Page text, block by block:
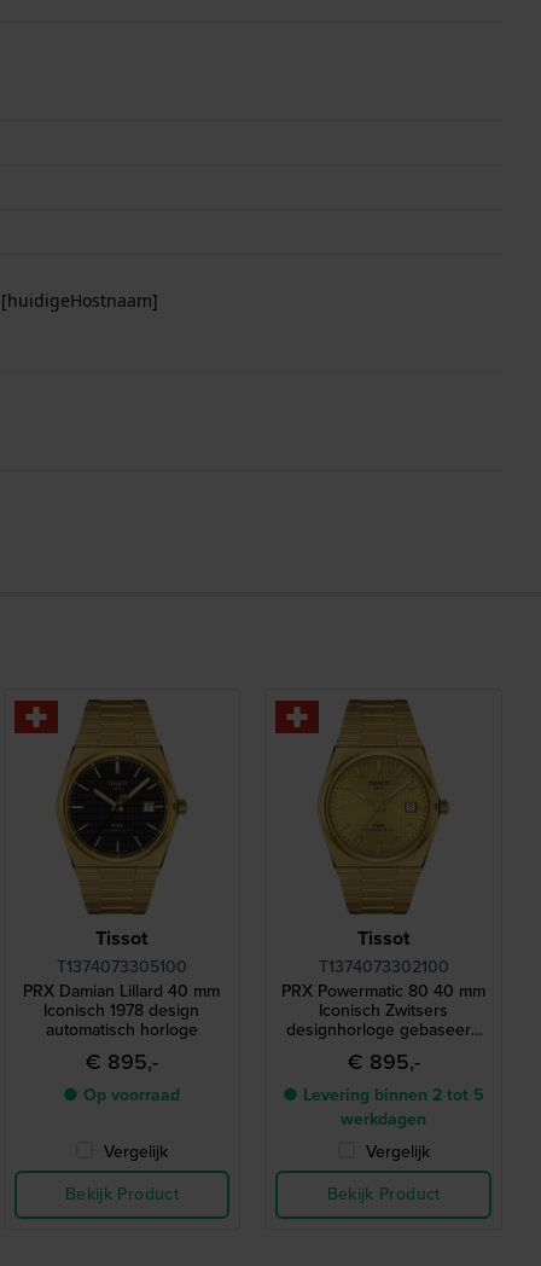
Tissot
T1374073305100
PRX Damian Lillard 40 mm
Iconisch 1978 design
automatisch horloge
€ 895,-
● Op voorraad
Vergelijk
Bekijk Product
Tissot
T1374073302100
PRX Powermatic 80 40 mm
Iconisch Zwitsers
designhorloge gebaseerd
op een model uit 1978
€ 895,-
● Levering binnen 2 tot 5
werkdagen
Vergelijk
Bekijk Product